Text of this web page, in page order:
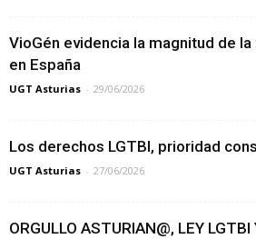
VioGén evidencia la magnitud de
en España
UGT Asturias - 29/06/2026
Los derechos LGTBI, prioridad
UGT Asturias - 27/06/2026
ORGULLO ASTURIAN@, LEY LGTBI